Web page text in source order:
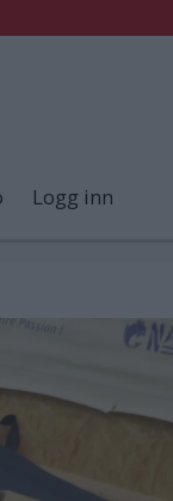
Logg inn